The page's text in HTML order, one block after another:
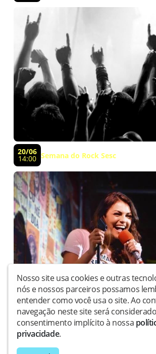
20/06
14:00 Semana do Rock Sesc
16/05
19:00 Bruna Louise em Jaraguá do Sul
Nosso site usa cookies e outras
nós e nossos parceiros possamos
entender como você usa o site. Ao
navegação neste site será
consentimento implícito à nossa
privacidade.